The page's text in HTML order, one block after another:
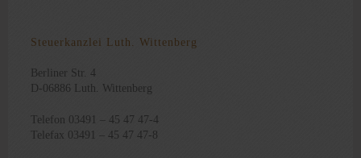
Steuerkanzlei Luth. Wittenberg
Berliner Str. 4
D-06886 Luth. Wittenberg
Telefon 03491 – 45 47 47-4
Telefax 03491 – 45 47 47-8